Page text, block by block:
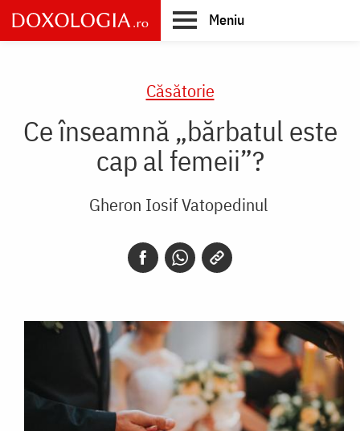
Skip
to
main
Meniu
Căsătorie
Ce înseamnă „bărbatul este
cap al femeii”?
Gheron Iosif Vatopedinul